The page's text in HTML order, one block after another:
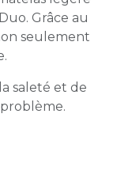
Grâce au
seulement
saleté et de